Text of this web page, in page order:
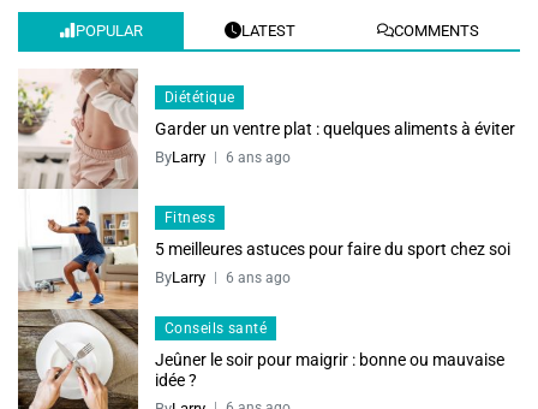
POPULAR LATEST COMMENTS
Diététique
Garder un ventre plat : quelques aliments à éviter
ByLarry 6 ans ago
Fitness
5 meilleures astuces pour faire du sport chez soi
ByLarry 6 ans ago
Conseils santé
Jeûner le soir pour maigrir : bonne ou mauvaise
idée ?